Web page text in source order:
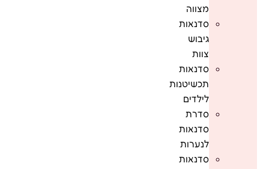
מצווה
סדנאות
גיבוש
צוות
סדנאות
תכשיטנות
לילדים
סדרת
סדנאות
לנערות
סדנאות